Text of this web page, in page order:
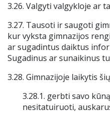
3.26. Valgyti valgykloje ar
3.27. Tausoti ir saugoti
kur vyksta gimnazijos
ar sugadintus daiktus
Sugadinus ar sunaikinus
3.28. Gimnazijoje laikytis
3.28.1. gerbti savo
nesitatuiruoti,